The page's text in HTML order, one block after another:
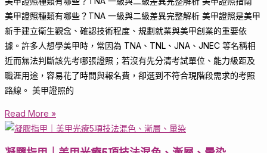
美甲證照種類有哪些？TNA 一級與二級差異完整解析 美甲證照是美甲
新手建立衛生觀念、確認技術程度、規劃就業與美甲創業的重要依
據。許多人想學美甲時，常因為 TNA、TNL、JNA、JNEC 等名稱相
近而無法判斷該先考哪張證照；若沒有先分清考試單位、能力級距及
職涯用途，容易花了時間與報名費，卻選到不符合現階段需求的考照
路線。 美甲證照的
Read More »